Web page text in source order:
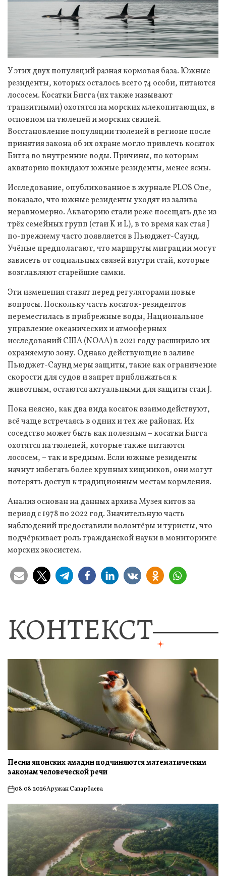
У этих двух популяций разная кормовая база. Южные
резиденты, которых осталось всего 74 особи, питаются
лососем. Косатки Бигга (их также называют
транзитными) охотятся на морских млекопитающих, в
основном на тюленей и морских свиней.
Восстановление популяции тюленей в регионе после
принятия закона об их охране могло привлечь косаток
Бигга во внутренние воды. Причины, по которым
акваторию покидают южные резиденты, менее ясны.
Исследование, опубликованное в журнале PLOS One,
показало, что южные резиденты уходят из залива
неравномерно. Акваторию стали реже посещать две из
трёх семейных групп (стаи K и L), в то время как стая J
по-прежнему часто появляется в Пьюджет-Саунд.
Учёные предполагают, что маршруты миграции могут
зависеть от социальных связей внутри стай, которые
возглавляют старейшие самки.
Эти изменения ставят перед регуляторами новые
вопросы. Поскольку часть косаток-резидентов
переместилась в прибрежные воды, Национальное
управление океанических и атмосферных
исследований США (NOAA) в 2021 году расширило их
охраняемую зону. Однако действующие в заливе
Пьюджет-Саунд меры защиты, такие как ограничение
скорости для судов и запрет приближаться к
животным, остаются актуальными для защиты стаи J.
Пока неясно, как два вида косаток взаимодействуют,
всё чаще встречаясь в одних и тех же районах. Их
соседство может быть как полезным – косатки Бигга
охотятся на тюленей, которые также питаются
лососем, – так и вредным. Если южные резиденты
начнут избегать более крупных хищников, они могут
потерять доступ к традиционным местам кормления.
Анализ основан на данных архива Музея китов за
период с 1978 по 2022 год. Значительную часть
наблюдений предоставили волонтёры и туристы, что
подчёркивает роль гражданской науки в мониторинге
морских экосистем.
КОНТЕКСТ
Песни японских амадин подчиняются математическим
законам человеческой речи
on08.08.2026Аружан Сапарбаева